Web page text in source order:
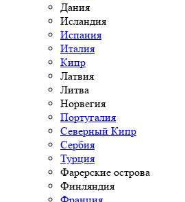
Дания
Исландия
Испания
Италия
Кипр
Латвия
Литва
Норвегия
Португалия
Северный Кипр
Сербия
Турция
Фарерские острова
Финляндия